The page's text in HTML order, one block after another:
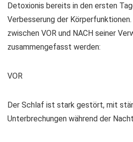
Detoxionis bereits in den ersten
Verbesserung der
zwischen VOR und NACH seiner
zusammengefasst werden:
VOR
Der Schlaf ist stark gestört, mit
Unterbrechungen während der Nacht